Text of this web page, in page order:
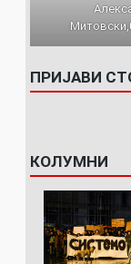
ПРИЈАВИ
КОЛУМНИ